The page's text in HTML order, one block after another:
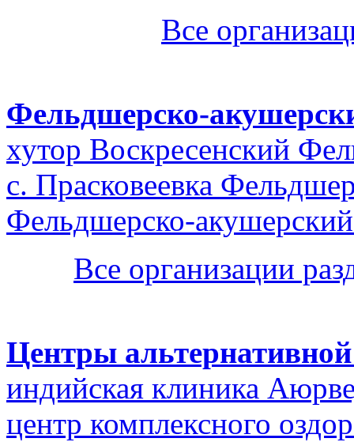
Все
Фельдшерско-
хутор Воскресенский
с. Прасковеевка
Фельдшерско-
Все организации
Центры
индийская клиника
центр комплексного